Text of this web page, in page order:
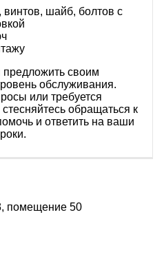
винтов, шайб, болтов с
предложить своим
обслуживания.
или требуется
обращаться к
и ответить на ваши
помещение 50